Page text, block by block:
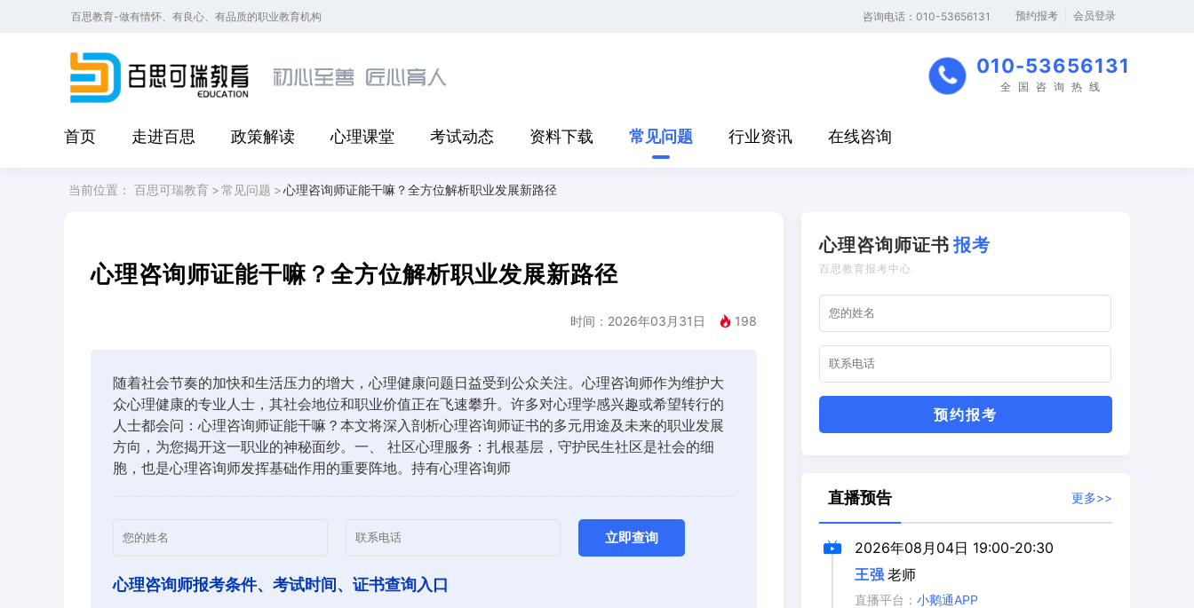
百思教育-做有情怀、有良心、有品质的职业教育机构 ‬咨询电话：010-53656131 预约报考 会员登录
010-53656131
全国咨询热线
首页 走进百思 政策解读 心理课堂 考试动态 资料下载 常见问题 行业资讯 在线咨询
当前位置： 百思可瑞教育 >常见问题 >心理咨询师证能干嘛？全方位解析职业发展新路径
心理咨询师证能干嘛？全方位解析职业发展新路径
时间：2026年03月31日 198
随着社会节奏的加快和生活压力的增大，心理健康问题日益受到公众关注。心理咨询师作为维护大
众心理健康的专业人士，其社会地位和职业价值正在飞速攀升。许多对心理学感兴趣或希望转行的
人士都会问：心理咨询师证能干嘛？本文将深入剖析心理咨询师证书的多元用途及未来的职业发展
方向，为您揭开这一职业的神秘面纱。一、 社区心理服务：扎根基层，守护民生社区是社会的细
胞，也是心理咨询师发挥基础作用的重要阵地。持有心理咨询师
立即查询
心理咨询师报考条件、考试时间、证书查询入口
心理咨询师证书 报考
百思教育报考中心
预约报考
直播预告 更多>>
2026年08月04日 19:00-20:30
王强 老师
直播平台： 小鹅通APP